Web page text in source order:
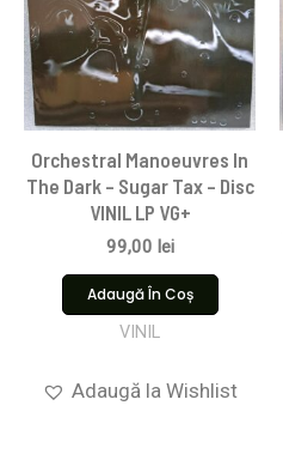
Orchestral Manoeuvres In
The Dark – Sugar Tax – Disc
VINIL LP VG+
99,00 lei
Adaugă În Coș
VINIL
Adaugă la Wishlist